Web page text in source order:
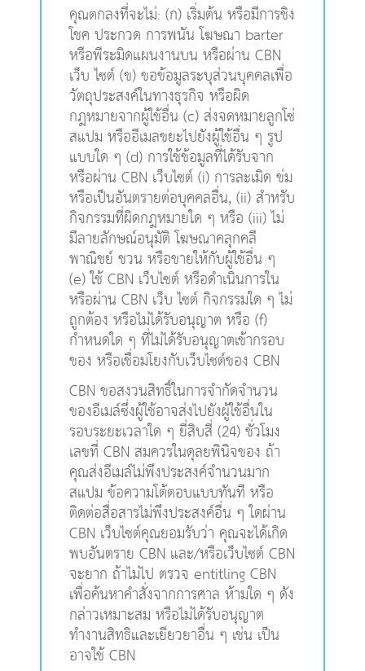
คุณตกลงที่จะไม่: (ก) เริ่มต้น หรือมีการชิง
โชค ประกวด การพนัน โฆษณา barter
หรือพีระมิดแผนงานบน หรือผ่าน CBN
เว็บ ไซต์ (ข) ขอข้อมูลระบุส่วนบุคคลเพื่อ
วัตถุประสงค์ในทางธุรกิจ หรือผิด
กฎหมายจากผู้ใช้อื่น (c) ส่งจดหมายลูกโซ่
สแปม หรืออีเมลขยะไปยังผู้ใช้อื่น ๆ รูป
แบบใด ๆ (d) การใช้ข้อมูลที่ได้รับจาก
หรือผ่าน CBN เว็บไซต์ (i) การละเมิด ข่ม
หรือเป็นอันตรายต่อบุคคลอื่น, (ii) สำหรับ
กิจกรรมที่ผิดกฎหมายใด ๆ หรือ (iii) ไม่
มีลายลักษณ์อนุมัติ โฆษณาคลุกคลี
พาณิชย์ ชวน หรือขายให้กับผู้ใช้อื่น ๆ
(e) ใช้ CBN เว็บไซต์ หรือดำเนินการใน
หรือผ่าน CBN เว็บ ไซต์ กิจกรรมใด ๆ ไม่
ถูกต้อง หรือไม่ได้รับอนุญาต หรือ (f)
กำหนดใด ๆ ที่ไม่ได้รับอนุญาตเข้ากรอบ
ของ หรือเชื่อมโยงกับเว็บไซต์ของ CBN
CBN ขอสงวนสิทธิ์ในการจำกัดจำนวน
ของอีเมล์ซึ่งผู้ใช้อาจส่งไปยังผู้ใช้อื่นใน
รอบระยะเวลาใด ๆ ยี่สิบสี่ (24) ชั่วโมง
เลขที่ CBN สมควรในดุลยพินิจของ ถ้า
คุณส่งอีเมล์ไม่พึงประสงค์จำนวนมาก
สแปม ข้อความโต้ตอบแบบทันที หรือ
ติดต่อสื่อสารไม่พึงประสงค์อื่น ๆ ใดผ่าน
CBN เว็บไซต์คุณยอมรับว่า คุณจะได้เกิด
พบอันตราย CBN และ/หรือเว็บไซต์ CBN
จะยาก ถ้าไม่ไป ตรวจ entitling CBN
เพื่อค้นหาคำสั่งจากการศาล ห้ามใด ๆ ดัง
กล่าวเหมาะสม หรือไม่ได้รับอนุญาต
ทำงานสิทธิและเยียวยาอื่น ๆ เช่น เป็น
อาจใช้ CBN